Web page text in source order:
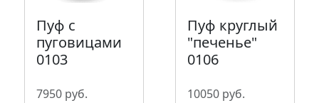
Пуф с
пуговицами
0103
7950 руб.
Пуф круглый
"печенье"
0106
10050 руб.